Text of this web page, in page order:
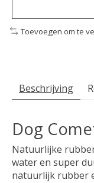
Toevoegen om te
Beschrijving
Dog
Natuurlijke
water en super
natuurlijk rubber